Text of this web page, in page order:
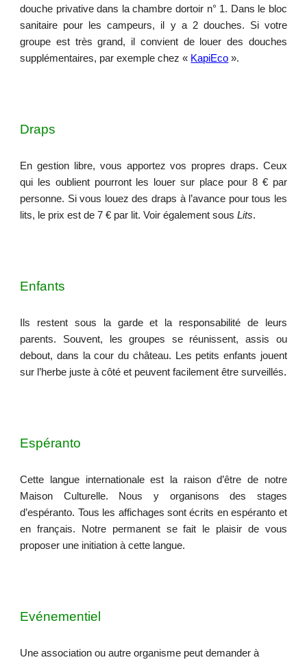
douche privative dans la chambre dortoir n° 1. Dans le bloc
sanitaire pour les campeurs, il y a 2 douches. Si votre
groupe est très grand, il convient de louer des douches
supplémentaires, par exemple chez « KapiEco ».
Draps
En gestion libre, vous apportez vos propres draps. Ceux
qui les oublient pourront les louer sur place pour8 € par
personne. Si vous louez des draps à l’avance pour tous les
lits, le prix est de7 € par lit. Voir également sousLits.
Enfants
Ils restent sous la garde et la responsabilité de leurs
parents. Souvent, les groupes se réunissent, assis ou
debout, dans la cour du château. Les petits enfants jouent
sur l’herbe juste à côté et peuvent facilement être surveillés.
Espéranto
Cette langue internationale est la raison d’être de notre
Maison Culturelle. Nous y organisons des stages
d’espéranto. Tous les affichages sont écrits en espéranto et
en français. Notre permanent se fait le plaisir de vous
proposer une initiation à cette langue.
Evénementiel
Une association ou autre organisme peut demander à